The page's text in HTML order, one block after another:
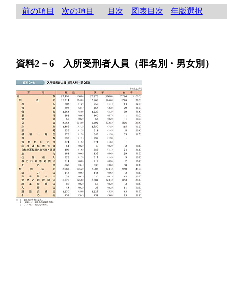
前の項目 次の項目 目次 図表目次 年版選択
資料2－6 入所受刑者人員（罪名別・男女別）